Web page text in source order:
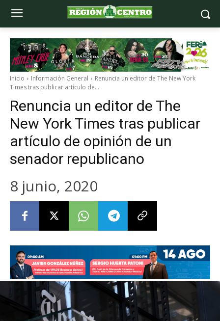
Inicio Información General
Renuncia un editor de The New York
Times tras publicar artículo de...
Renuncia un editor de The
New York Times tras publicar
artículo de opinión de un
senador republicano
8 junio, 2020